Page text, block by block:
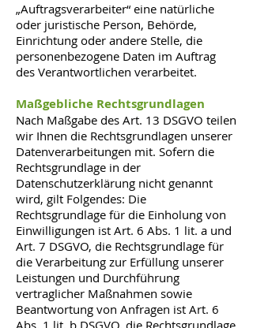
„Auftragsverarbeiter“ eine natürliche
oder juristische Person, Behörde,
Einrichtung oder andere Stelle, die
personenbezogene Daten im Auftrag
des Verantwortlichen verarbeitet.
Maßgebliche Rechtsgrundlagen
Nach Maßgabe des Art. 13 DSGVO teilen
wir Ihnen die Rechtsgrundlagen unserer
Datenverarbeitungen mit. Sofern die
Rechtsgrundlage in der
Datenschutzerklärung nicht genannt
wird, gilt Folgendes: Die
Rechtsgrundlage für die Einholung von
Einwilligungen ist Art. 6 Abs. 1 lit. a und
Art. 7 DSGVO, die Rechtsgrundlage für
die Verarbeitung zur Erfüllung unserer
Leistungen und Durchführung
vertraglicher Maßnahmen sowie
Beantwortung von Anfragen ist Art. 6
Abs. 1 lit. b DSGVO, die Rechtsgrundlage